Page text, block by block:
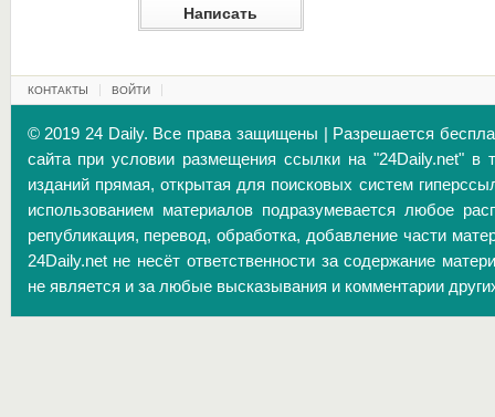
КОНТАКТЫ ВОЙТИ
© 2019 24 Daily. Все права защищены | Разрешается
сайта при условии размещения ссылки на "24Daily.net" в
изданий прямая, открытая для поисковых систем
использованием материалов подразумевается любое
републикация, перевод, обработка, добавление части
24Daily.net не несёт ответственности за содержание
не является и за любые высказывания и комментарии